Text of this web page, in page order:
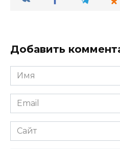
Добавить
Имя
*
Email
*
Сайт